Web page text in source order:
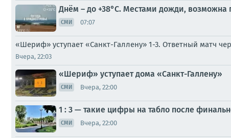
Днём – до +38°С. Местами дожди, возможна
СМИ 07:07
«Шериф» уступает «Санкт-Галлену» 1-3. Ответный матч
Вчера, 22:03
«Шериф» уступает дома «Санкт-Галлену»
СМИ Вчера, 22:00
1 : 3 — такие цифры на табло после
СМИ Вчера, 22:00